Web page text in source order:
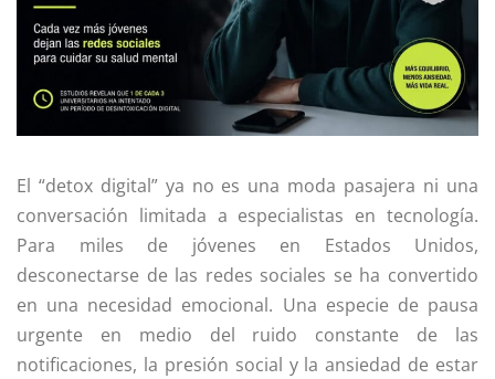
El “detox digital” ya no es una moda pasajera ni una
conversación limitada a especialistas en tecnología.
Para miles de jóvenes en Estados Unidos,
desconectarse de las redes sociales se ha convertido
en una necesidad emocional. Una especie de pausa
urgente en medio del ruido constante de las
notificaciones, la presión social y la ansiedad de estar